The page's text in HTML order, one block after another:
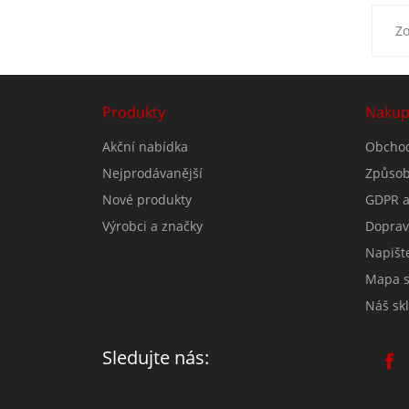
Produkty
Akční nabídka
Nejprodávanější
Nové produkty
Výrobci a značky
GDPR
Mapa
Náš
Sledujte nás: